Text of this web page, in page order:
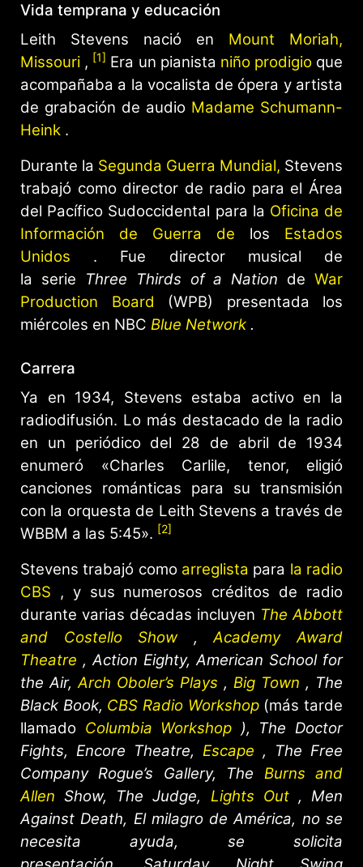
Vida temprana y educación
Leith Stevens nació en Mount Moriah,
Missouri , [1] Era un pianista niño prodigioque
acompañaba a la vocalista de ópera y artista
de grabación de audio Madame Schumann-
Heink .
Durante la Segunda Guerra Mundial, Stevens
trabajó como director de radio para el Área
del Pacífico Sudoccidental para la Oficina de
Información de Guerra de los Estados
Unidos . Fue director musical de
la serie Three Thirds of a Nation de War
Production Board (WPB) presentada los
miércoles en NBC Blue Network .
Carrera
Ya en 1934, Stevens estaba activo en la
radiodifusión. Lo más destacado de la radio
en un periódico del 28 de abril de 1934
enumeró «Charles Carlile, tenor, eligió
canciones románticas para su transmisión
con la orquesta de Leith Stevens a través de
WBBM a las 5:45». [2]
Stevens trabajó como arreglista para la radio
CBS , y sus numerosos créditos de radio
durante varias décadas incluyen The Abbott
and Costello Show ,Academy Award
Theatre ,Action Eighty,American School for
the Air,Arch Oboler’s Plays , Big Town , The
Black Book, CBS Radio Workshop(más tarde
llamado Columbia Workshop ), The Doctor
Fights, Encore Theatre, Escape , The Free
Company Rogue’s Gallery, The Burns and
Allen Show, The Judge, Lights Out,Men
Against Death, El milagro de América, no se
necesita ayuda, se solicita